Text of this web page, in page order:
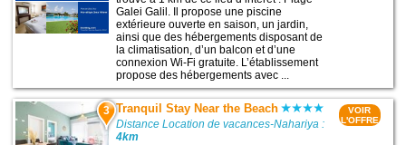
Galei Galil. Il propose une piscine
extérieure ouverte en saison, un jardin,
ainsi que des hébergements disposant de
la climatisation, d’un balcon et d’une
connexion Wi-Fi gratuite. L’établissement
propose des hébergements avec ...
3 Tranquil Stay Near the Beach
Distance Location de vacances-Nahariya :
4km
VOIR
L'OFFRE